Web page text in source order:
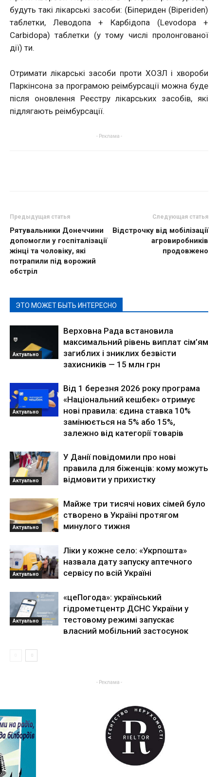
будуть такі лікарські засоби: (Біпериден (Biperiden)
таблетки, Леводопа + Карбідопа (Levodopa +
Carbidopa) таблетки (у тому числі пролонгованої
дії) ти.
Отримати лікарські засоби проти ХОЗЛ і хвороби
Паркінсона за програмою реімбурсації можна буде
після оновлення Реєстру лікарських засобів, які
підлягають реімбурсації.
- Реклама -
Предыдущая статья
Рятувальники Донеччини
допомогли у госпіталізації
жінці та чоловіку, які
потрапили під ворожий
обстріл
Следующая статья
Відстрочку від мобілізації
агровиробників
продовжено
ЭТО МОЖЕТ БЫТЬ ИНТЕРЕСНО
Актуально
Верховна Рада встановила
максимальний рівень виплат сім’ям
загиблих і зниклих безвісти
захисників — 15 млн грн
Актуально
Від 1 березня 2026 року програма
«Національний кешбек» отримує
нові правила: єдина ставка 10%
замінюється на 5% або 15%,
залежно від категорії товарів
Актуально
У Данії повідомили про нові
правила для біженців: кому можуть
відмовити у прихистку
Актуально
Майже три тисячі нових сімей було
створено в Україні протягом
минулого тижня
Актуально
Ліки у кожне село: «Укрпошта»
назвала дату запуску аптечного
сервісу по всій Україні
Актуально
«цеПогода»: український
гідрометцентр ДСНС України у
тестовому режимі запускає
власний мобільний застосунок
- Реклама -